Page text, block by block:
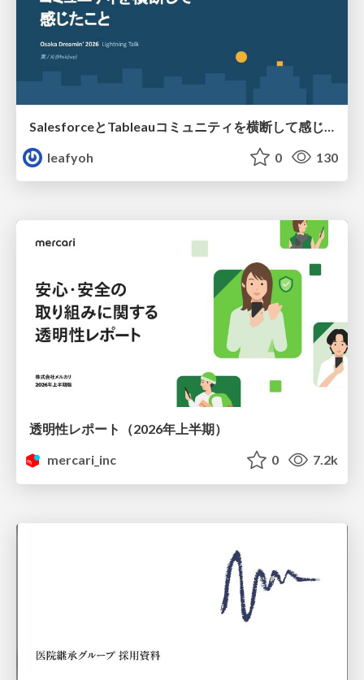
leafyoh
0 130
透明性レポート（2026年上半期）
mercari_inc
0 7.2k